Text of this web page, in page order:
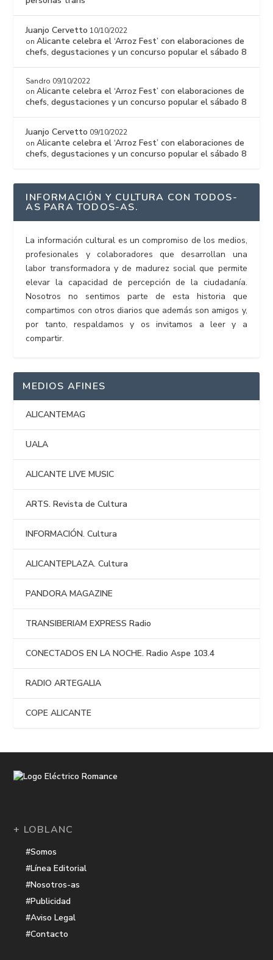
Juanjo Cervetto 10/10/2022
onAlicante celebra el ‘Arroz Fest’ con elaboraciones de
chefs, degustaciones y un concurso popular el sábado 8
Sandro 09/10/2022
onAlicante celebra el ‘Arroz Fest’ con elaboraciones de
chefs, degustaciones y un concurso popular el sábado 8
Juanjo Cervetto 09/10/2022
onAlicante celebra el ‘Arroz Fest’ con elaboraciones de
chefs, degustaciones y un concurso popular el sábado 8
INFORMACIÓN Y CULTURA CON TODOS-
AS PARA TODOS-AS.
La información cultural es un compromiso de los medios,
profesionales y colaboradores que desarrollan una
labor transformadora y de madurez social que permite
elevar la capacidad de percepción de la ciudadanía.
Nosotros no sentimos parte de esta historia que
compartimos con otros diarios que además son amigos y,
por tanto, respaldamos y os invitamos a leer y a
compartir.
MEDIOS AFINES
ALICANTEMAG
UALA
ALICANTE LIVE MUSIC
ARTS. Revista de Cultura
INFORMACIÓN. Cultura
ALICANTEPLAZA. Cultura
PANDORA MAGAZINE
TRANSIBERIAM EXPRESS Radio
CONECTADOS EN LA NOCHE. Radio Aspe 103.4
RADIO ARTEGALIA
COPE ALICANTE
+ LOBLANC
#Somos
#Línea Editorial
#Nosotros-as
#Publicidad
#Aviso Legal
#Contacto